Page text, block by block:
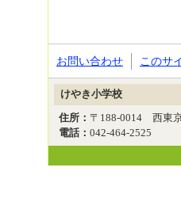
お問い合わせ このサ
けやき小学校
住所： 〒188-0014 西東
電話： 042-464-2525